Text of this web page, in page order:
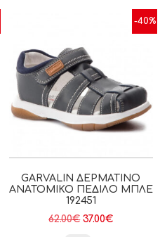
-40%
GARVALIN ΔΕΡΜΆΤΙΝΟ
ΑΝΑΤΟΜΙΚΌ ΠΈΔΙΛΟ ΜΠΛΕ
192451
62.00€ 37.00€